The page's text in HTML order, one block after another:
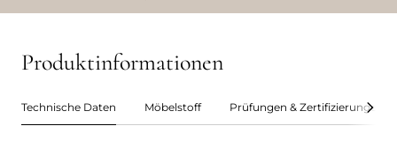
Produktinformationen
Technische Daten Möbelstoff Prüfungen & Zertifizierungen